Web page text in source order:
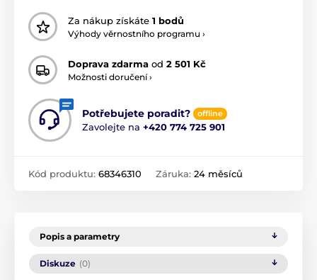
Za nákup získáte 1 bodů
Výhody věrnostního programu ›
Doprava zdarma od 2 501 Kč
Možnosti doručení ›
Potřebujete poradit? offline
Zavolejte na +420 774 725 901
Kód produktu: 68346310 Záruka: 24 měsíců
Popis a parametry
Diskuze (0)